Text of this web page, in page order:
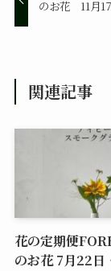
のお花 11月
関連記事
花の定期便
のお花 7月22日